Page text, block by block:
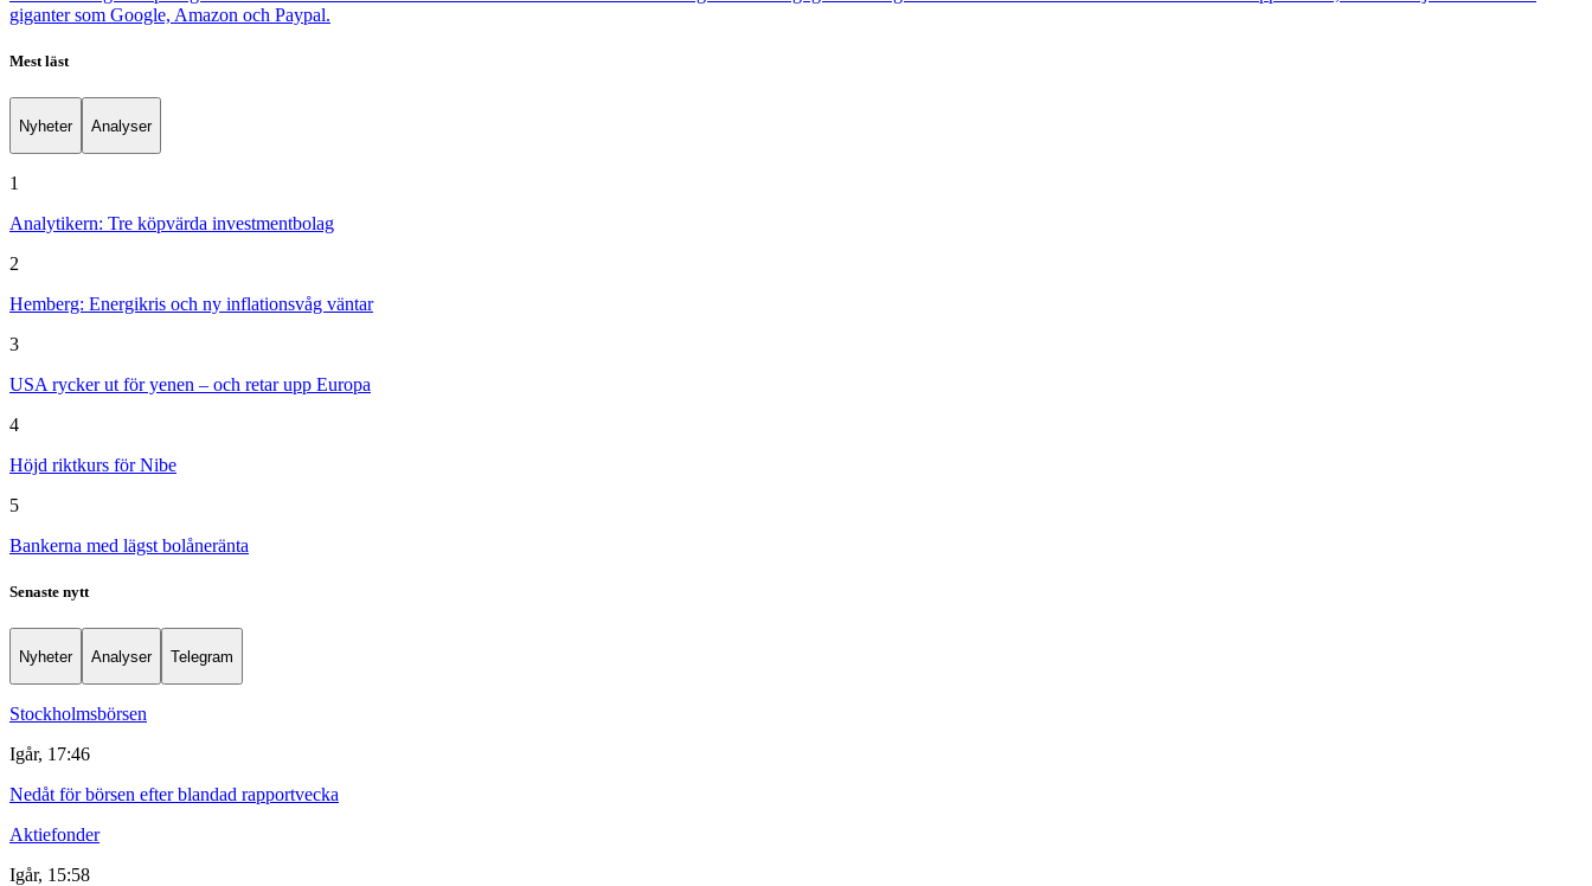
giganter som Google, Amazon och Paypal.
Mest läst
Nyheter Analyser
1
Analytikern: Tre köpvärda investmentbolag
2
Hemberg: Energikris och ny inflationsvåg väntar
3
USA rycker ut för yenen – och retar upp Europa
4
Höjd riktkurs för Nibe
5
Bankerna med lägst bolåneränta
Senaste nytt
Nyheter Analyser Telegram
Stockholmsbörsen
Igår, 17:46
Nedåt för börsen efter blandad rapportvecka
Aktiefonder
Igår, 15:58